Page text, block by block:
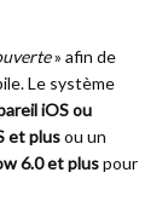
» afin de
Le système
iOS ou
et plusou un
6.0 et pluspour